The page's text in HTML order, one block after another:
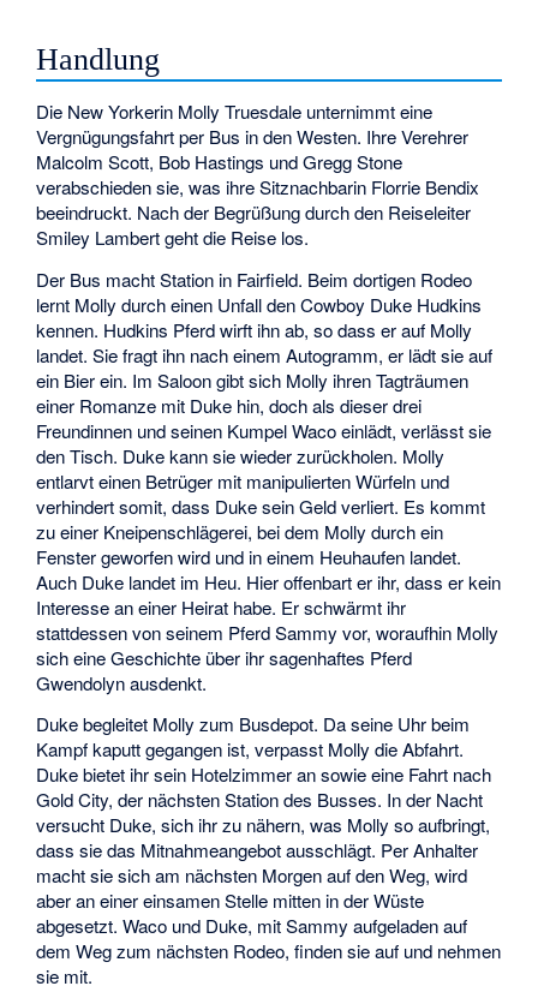
Handlung
Die New Yorkerin Molly Truesdale unternimmt eine
Vergnügungsfahrt per Bus in den Westen. Ihre Verehrer
Malcolm Scott, Bob Hastings und Gregg Stone
verabschieden sie, was ihre Sitznachbarin Florrie Bendix
beeindruckt. Nach der Begrüßung durch den Reiseleiter
Smiley Lambert geht die Reise los.
Der Bus macht Station in Fairfield. Beim dortigen Rodeo
lernt Molly durch einen Unfall den Cowboy Duke Hudkins
kennen. Hudkins Pferd wirft ihn ab, so dass er auf Molly
landet. Sie fragt ihn nach einem Autogramm, er lädt sie auf
ein Bier ein. Im Saloon gibt sich Molly ihren Tagträumen
einer Romanze mit Duke hin, doch als dieser drei
Freundinnen und seinen Kumpel Waco einlädt, verlässt sie
den Tisch. Duke kann sie wieder zurückholen. Molly
entlarvt einen Betrüger mit manipulierten Würfeln und
verhindert somit, dass Duke sein Geld verliert. Es kommt
zu einer Kneipenschlägerei, bei dem Molly durch ein
Fenster geworfen wird und in einem Heuhaufen landet.
Auch Duke landet im Heu. Hier offenbart er ihr, dass er kein
Interesse an einer Heirat habe. Er schwärmt ihr
stattdessen von seinem Pferd Sammy vor, woraufhin Molly
sich eine Geschichte über ihr sagenhaftes Pferd
Gwendolyn ausdenkt.
Duke begleitet Molly zum Busdepot. Da seine Uhr beim
Kampf kaputt gegangen ist, verpasst Molly die Abfahrt.
Duke bietet ihr sein Hotelzimmer an sowie eine Fahrt nach
Gold City, der nächsten Station des Busses. In der Nacht
versucht Duke, sich ihr zu nähern, was Molly so aufbringt,
dass sie das Mitnahmeangebot ausschlägt. Per Anhalter
macht sie sich am nächsten Morgen auf den Weg, wird
aber an einer einsamen Stelle mitten in der Wüste
abgesetzt. Waco und Duke, mit Sammy aufgeladen auf
dem Weg zum nächsten Rodeo, finden sie auf und nehmen
sie mit.